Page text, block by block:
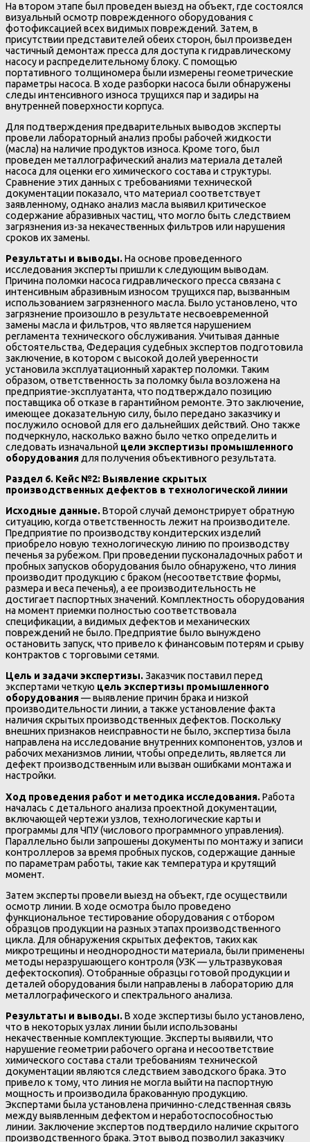
На втором этапе был проведен выезд на объект, где состоялся
визуальный осмотр поврежденного оборудования с
фотофиксацией всех видимых повреждений. Затем, в
присутствии представителей обеих сторон, был произведен
частичный демонтаж пресса для доступа к гидравлическому
насосу и распределительному блоку. С помощью
портативного толщиномера были измерены геометрические
параметры насоса. В ходе разборки насоса были обнаружены
следы интенсивного износа трущихся пар и задиры на
внутренней поверхности корпуса.
Для подтверждения предварительных выводов эксперты
провели лабораторный анализ пробы рабочей жидкости
(масла) на наличие продуктов износа. Кроме того, был
проведен металлографический анализ материала деталей
насоса для оценки его химического состава и структуры.
Сравнение этих данных с требованиями технической
документации показало, что материал соответствует
заявленному, однако анализ масла выявил критическое
содержание абразивных частиц, что могло быть следствием
загрязнения из-за некачественных фильтров или нарушения
сроков их замены.
Результаты и выводы.На основе проведенного
исследования эксперты пришли к следующим выводам.
Причина поломки насоса гидравлического пресса связана с
интенсивным абразивным износом трущихся пар, вызванным
использованием загрязненного масла. Было установлено, что
загрязнение произошло в результате несвоевременной
замены масла и фильтров, что является нарушением
регламента технического обслуживания. Учитывая данные
обстоятельства, Федерация судебных экспертов подготовила
заключение, в котором с высокой долей уверенности
установила эксплуатационный характер поломки. Таким
образом, ответственность за поломку была возложена на
предприятие-эксплуатанта, что подтверждало позицию
поставщика об отказе в гарантийном ремонте. Это заключение,
имеющее доказательную силу, было передано заказчику и
послужило основой для его дальнейших действий. Оно также
подчеркнуло, насколько важно было четко определить и
следовать изначальной цели экспертизы промышленного
оборудованиядля получения объективного результата.
Раздел 6. Кейс №2: Выявление скрытых
производственных дефектов в технологической линии
Исходные данные.Второй случай демонстрирует обратную
ситуацию, когда ответственность лежит на производителе.
Предприятие по производству кондитерских изделий
приобрело новую технологическую линию по производству
печенья за рубежом. При проведении пусконаладочных работ и
пробных запусков оборудования было обнаружено, что линия
производит продукцию с браком (несоответствие формы,
размера и веса печенья), а ее производительность не
достигает паспортных значений. Комплектность оборудования
на момент приемки полностью соответствовала
спецификации, а видимых дефектов и механических
повреждений не было. Предприятие было вынуждено
остановить запуск, что привело к финансовым потерям и срыву
контрактов с торговыми сетями.
Цель и задачи экспертизы.Заказчик поставил перед
экспертами четкую цель экспертизы промышленного
оборудования— выявление причин брака и низкой
производительности линии, а также установление факта
наличия скрытых производственных дефектов. Поскольку
внешних признаков неисправности не было, экспертиза была
направлена на исследование внутренних компонентов, узлов и
рабочих механизмов линии, чтобы определить, является ли
дефект производственным или вызван ошибками монтажа и
настройки.
Ход проведения работ и методика исследования.Работа
началась с детального анализа проектной документации,
включающей чертежи узлов, технологические карты и
программы для ЧПУ (числового программного управления).
Параллельно были запрошены документы по монтажу и записи
контроллеров за время пробных пусков, содержащие данные
по параметрам работы, такие как температура и крутящий
момент.
Затем эксперты провели выезд на объект, где осуществили
осмотр линии. В ходе осмотра было проведено
функциональное тестирование оборудования с отбором
образцов продукции на разных этапах производственного
цикла. Для обнаружения скрытых дефектов, таких как
микротрещины и неоднородности материала, были применены
методы неразрушающего контроля (УЗК — ультразвуковая
дефектоскопия). Отобранные образцы готовой продукции и
деталей оборудования были направлены в лабораторию для
металлографического и спектрального анализа.
Результаты и выводы.В ходе экспертизы было установлено,
что в некоторых узлах линии были использованы
некачественные комплектующие. Эксперты выявили, что
нарушение геометрии рабочего органа и несоответствие
химического состава стали требованиям технической
документации являются следствием заводского брака. Это
привело к тому, что линия не могла выйти на паспортную
мощность и производила бракованную продукцию.
Экспертами была установлена причинно-следственная связь
между выявленным дефектом и неработоспособностью
линии. Заключение экспертов подтвердило наличие скрытого
производственного брака. Этот вывод позволил заказчику